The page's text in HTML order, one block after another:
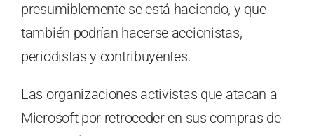
presumiblemente se está haciendo, y que
también podrían hacerse accionistas,
periodistas y contribuyentes.
Las organizaciones activistas que atacan a
Microsoft por retroceder en sus compras de